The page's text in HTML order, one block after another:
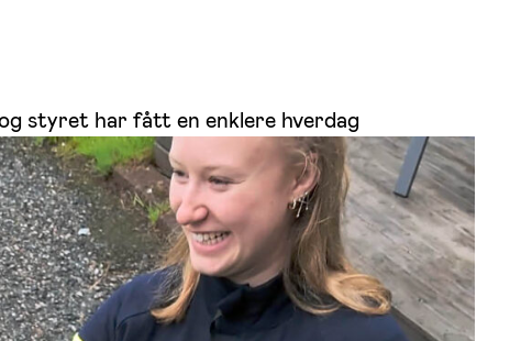
styret har fått en enklere hverdag